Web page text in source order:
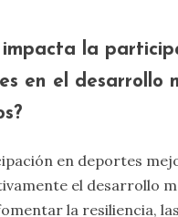
impacta la
en el desarrollo
en deportes
el desarrollo
la resiliencia,